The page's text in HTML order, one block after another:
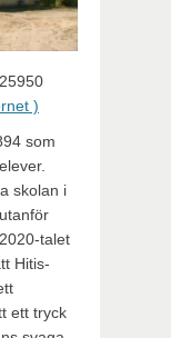
)
som
skolan i
talet
Hitis-
ett tryck